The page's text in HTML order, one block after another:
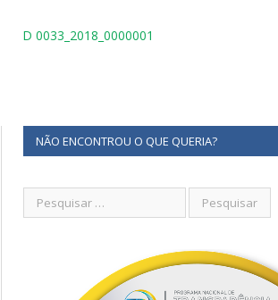
D 0033_2018_0000001
NÃO ENCONTROU O QUE QUERIA?